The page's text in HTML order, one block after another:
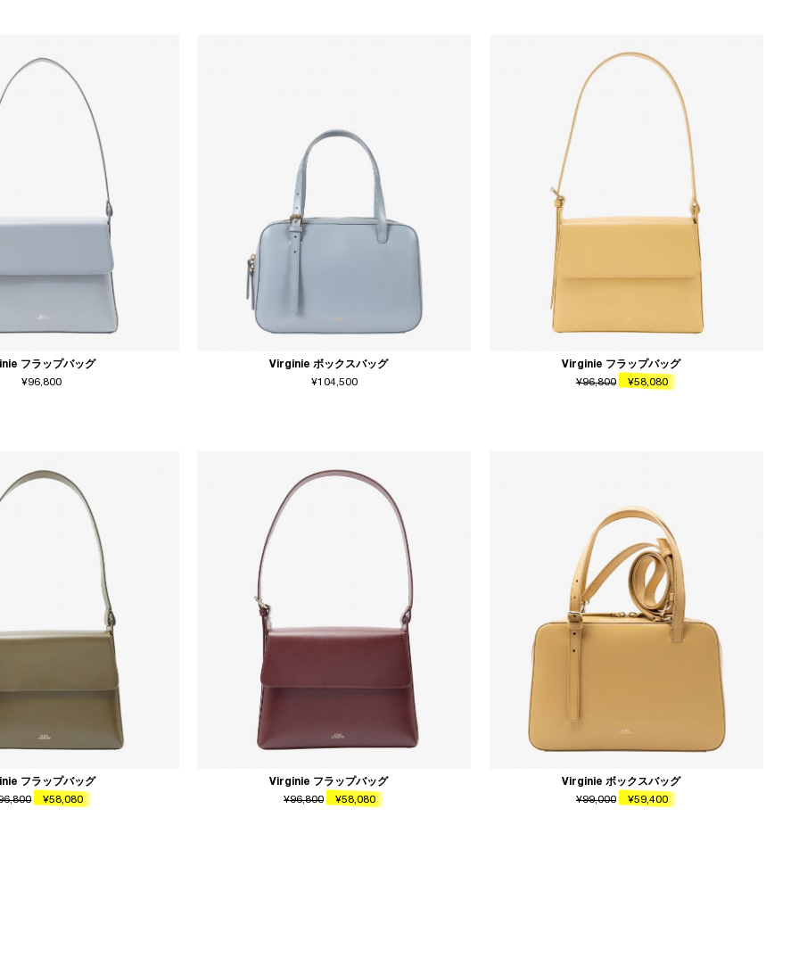
フラップバッグ
¥96,800
Virginie ボックスバッグ
¥104,500
Virginie フラップバッグ
¥96,800
¥58,080
フラップバッグ
¥58,080
Virginie フラップバッグ
¥96,800
¥58,080
Virginie ボックスバッグ
¥99,000
¥59,400